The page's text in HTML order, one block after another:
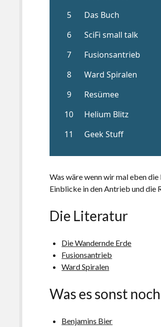
Was wäre wenn wir mal eben
Einblicke in den Antrieb und die
Die Literatur
Die Wandernde Erde
Fusionsantrieb
Ward Spiralen
Was es sonst
Benjamins Bier